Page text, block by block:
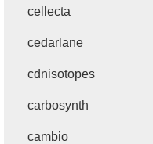
cellecta
cedarlane
cdnisotopes
carbosynth
cambio